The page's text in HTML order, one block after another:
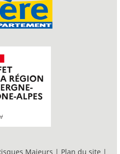
Majeurs | Plan du site |